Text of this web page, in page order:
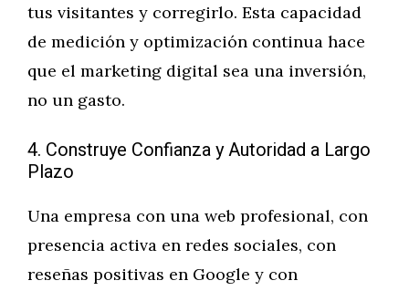
tus visitantes y corregirlo. Esta capacidad
de medición y optimización continua hace
que el marketing digital sea una inversión,
no un gasto.
4. Construye Confianza y Autoridad a Largo
Plazo
Una empresa con una web profesional, con
presencia activa en redes sociales, con
reseñas positivas en Google y con